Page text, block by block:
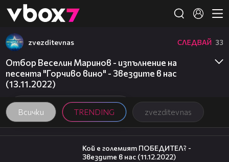
👾
Всички TRENDING zvezditevnas
zvezditevnas СЛЕДВАЙ 33
Отбор Веселин Маринов - изпълнение на
песента "Горчиво вино" - Звездите в нас
(13.11.2022)
10:18
Кой е големият ПОБЕДИТЕЛ? -
Звездите в нас (11.12.2022)